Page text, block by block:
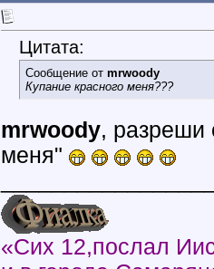
Цитата:
Сообщение от mrwoody
Купание красного меня???
mrwoody, разреши
меня"
«Сих 12,послал